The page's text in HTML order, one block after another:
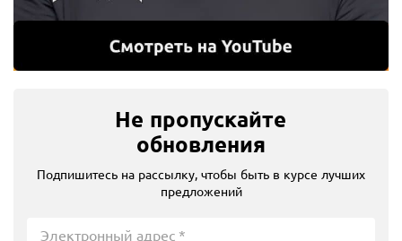
Не пропускайте
обновления
Подпишитесь на рассылку, чтобы быть в курсе лучших
предложений